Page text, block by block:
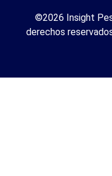
©2026 Insight
derechos